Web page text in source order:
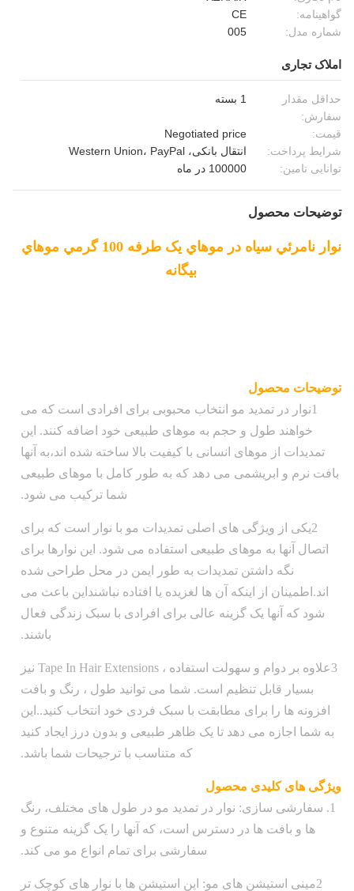
گواهینامه:
CE
شماره مدل:
005
املاک تجاری
حداقل مقدار
سفارش:
1 بسته
قیمت:
Negotiated price
شرایط پرداخت:
انتقال بانکی، Western Union، PayPal
توانایی تامین:
100000 در ماه
توضیحات محصول
نوار نامرئي سياه در موهاي يک طرفه 100 گرمي موهاي
بيگانه
توضیحات محصول
1نوار در تمدید مو انتخاب محبوبی برای افرادی است که می
خواهند طول و حجم به موهای طبیعی خود اضافه کنند. این
تمدیدات از موهای انسانی با کیفیت بالا ساخته شده اند،به آنها
بافت نرم و ابریشمی می دهد که به طور کامل با موهای طبیعی
شما ترکیب می شود.
2یکی از ویژگی های اصلی تمدیدات مو با نوار است که برای
اتصال آنها به موهای طبیعی استفاده می شود. این نوارها برای
نگه داشتن تمدیدات به طور ایمن در محل طراحی شده
اند.اطمینان از اینکه آن ها لغزیده یا افتاده نباشنداین باعث می
شود که آنها یک گزینه عالی برای افرادی با سبک زندگی فعال
باشند.
3علاوه بر دوام و سهولت استفاده ، Tape In Hair Extensions نیز
بسیار قابل تنظیم است. شما می توانید طول ، رنگ و بافت
افزونه ها را برای مطابقت با سبک فردی خود انتخاب کنید..این
به شما اجازه می دهد تا یک ظاهر طبیعی و بدون درز ایجاد کنید
که متناسب با ترجیحات شما باشد.
ویژگی های کلیدی محصول
1. سفارشی سازی: نوار در تمدید مو در طول های مختلف، رنگ
ها و بافت ها در دسترس است، که آنها را یک گزینه متنوع و
سفارشی برای تمام انواع مو می کند.
2مینی استیشن های مو: این استیشن ها با نوار های کوچک تر